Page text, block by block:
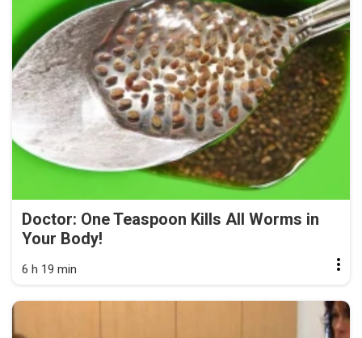
Doctor: One Teaspoon Kills All Worms in
Your Body!
6 h 19 min